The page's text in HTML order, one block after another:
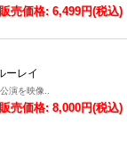
販売価格: 6,499円(税込)
ーレイ
演を映像..
販売価格: 8,000円(税込)